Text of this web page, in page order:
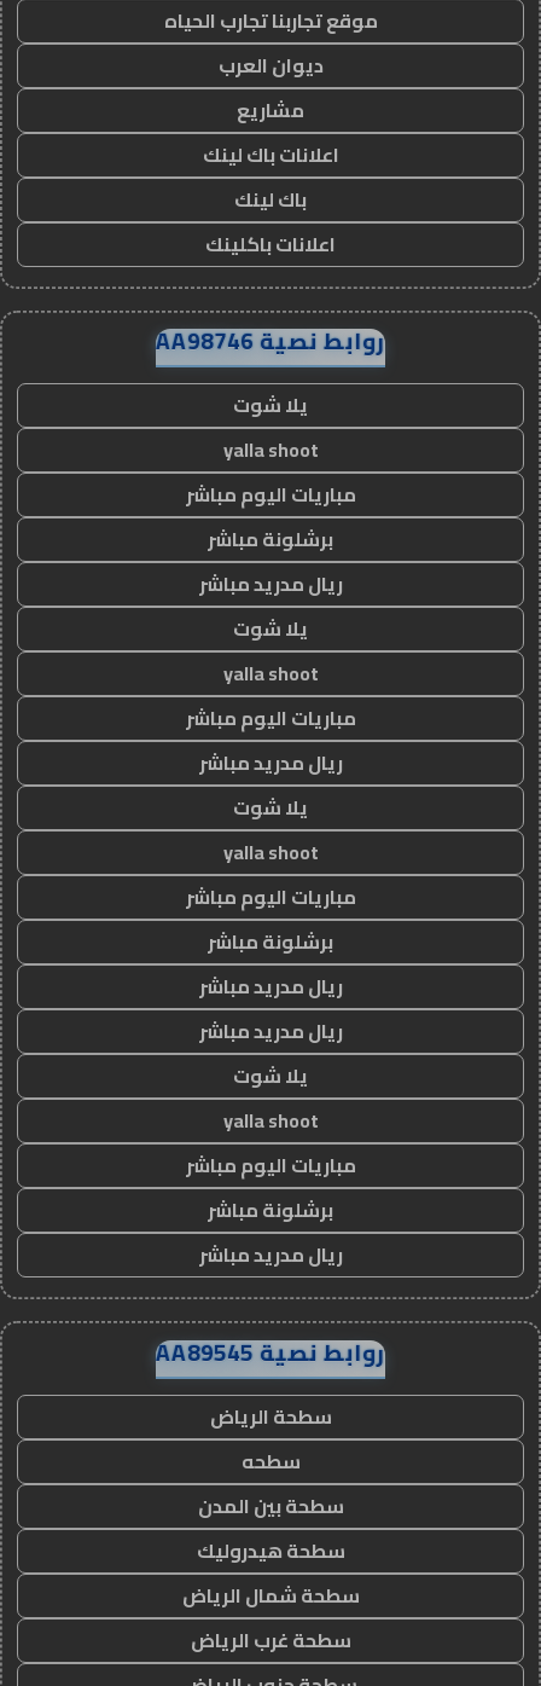
موقع تجاربنا تجارب الحياه
ديوان العرب
مشاريع
اعلانات باك لينك
باك لينك
اعلانات باكلينك
روابط نصية AA98746
يلا شوت
yalla shoot
مباريات اليوم مباشر
برشلونة مباشر
ريال مدريد مباشر
يلا شوت
yalla shoot
مباريات اليوم مباشر
ريال مدريد مباشر
يلا شوت
yalla shoot
مباريات اليوم مباشر
برشلونة مباشر
ريال مدريد مباشر
ريال مدريد مباشر
يلا شوت
yalla shoot
مباريات اليوم مباشر
برشلونة مباشر
ريال مدريد مباشر
روابط نصية AA89545
سطحة الرياض
سطحه
سطحة بين المدن
سطحة هيدروليك
سطحة شمال الرياض
سطحة غرب الرياض